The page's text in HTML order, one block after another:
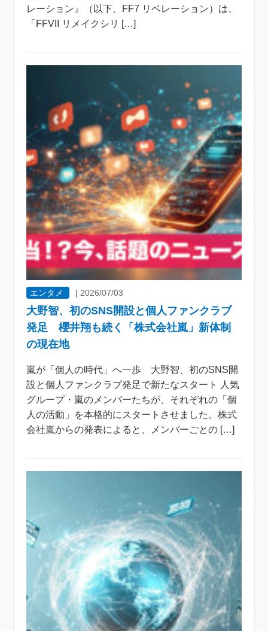
レーション』（以下、FF7 リベレーション）は、
「FFVII リメイクシリ […]
エンタメ |2026/07/03
大野智、初のSNS開設と個人ファンクラブ
発足 櫻井翔も続く「株式会社嵐」新体制
の現在地
嵐が「個人の時代」へ一歩 大野智、初のSNS開
設と個人ファンクラブ発足で新たなスタート 人気
グループ・嵐のメンバーたちが、それぞれの「個
人の活動」を本格的にスタートさせました。株式
会社嵐からの発表によると、メンバーごとの […]